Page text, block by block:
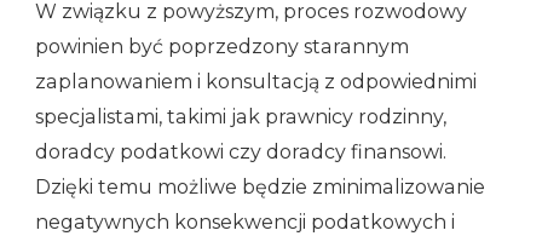
W związku z powyższym, proces rozwodowy
powinien być poprzedzony starannym
zaplanowaniem i konsultacją z odpowiednimi
specjalistami, takimi jak prawnicy rodzinny,
doradcy podatkowi czy doradcy finansowi.
Dzięki temu możliwe będzie zminimalizowanie
negatywnych konsekwencji podatkowych i